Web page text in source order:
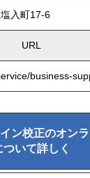
入町17-6
URL
business-
ン校正のオン
ついて詳しく